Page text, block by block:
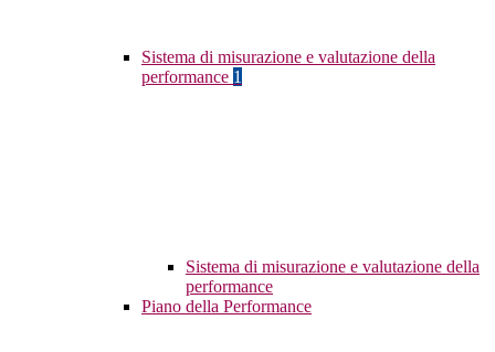
Sistema di misurazione e valutazione della
performance 1
Sistema di misurazione e valutazione della
performance
Piano della Performance